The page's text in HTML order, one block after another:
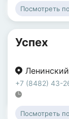
Посмотреть
Успех
+7 (8482) 43-
Посмотреть